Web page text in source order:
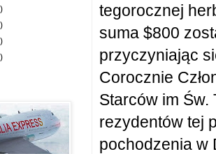
tegorocznej
suma $800
przyczyniając
Corocznie
Starców im
rezydentów tej
pochodzenia w